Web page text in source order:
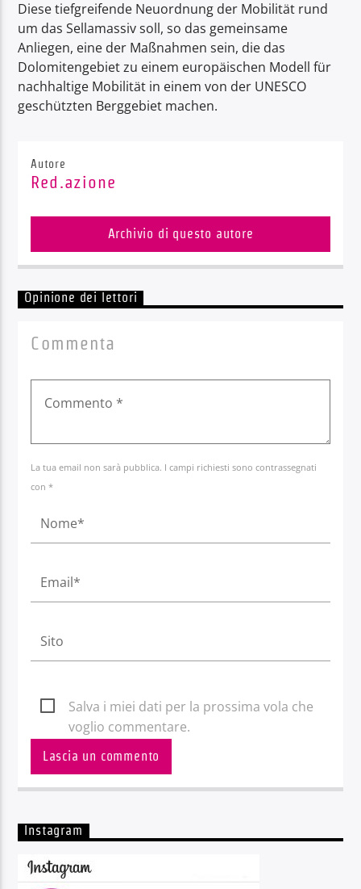
Diese tiefgreifende Neuordnung der Mobilität rund
um das Sellamassiv soll, so das gemeinsame
Anliegen, eine der Maßnahmen sein, die das
Dolomitengebiet zu einem europäischen Modell für
nachhaltige Mobilität in einem von der UNESCO
geschützten Berggebiet machen.
Autore
Red.azione
Archivio di questo autore
Opinione dei lettori
Commenta
La tua email non sarà pubblica. I campi richiesti sono contrassegnati
con *
Salva i miei dati per la prossima vola che
voglio commentare.
Instagram